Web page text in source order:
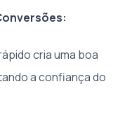
cria uma boa
a confiança do